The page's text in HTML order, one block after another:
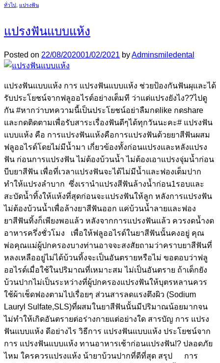
ทั่วไป แปรงฟัน
แปรงฟันแบบแห้ง
Posted on 22/08/202001/02/2021 byAdminsmiledental
แปรงฟันแบบแห้ง การ แปรงฟันแบบแห้ง ช่วยป้องกันฟันผุและได้
รับประโยชน์จากฟลูออไรต์อย่างเต็มที ว่าแต่แปรงยังไง??ไปดู
กัน #หากว่าบทความนี้เป็นประโยชน์อย่าลืมกดlike กดshare
และกดติดตามเพื่อรับสาระเรื่องฟันดีๆได้ทุกวันนะคะ# แปรงฟัน
แบบแห้ง คือ การแปรงฟันแห้งคือการแปรงฟันด้วยยาสีฟันผสม
ฟลูออไรด์โดยไม่มีน้ำมา เกี่ยวข้องทั้งก่อนแปรงและหลังแปรง
ฟัน ก่อนการแปรงฟัน ไม่ต้องบ้วนน้ำ ไม่ต้องเอาแปรงจุ่มน้ำก่อน
บีบยาสีฟัน เพื่อที่เวลาแปรงฟันจะได้ไม่มีน้ำและฟองเต็มปาก
ทำให้แปรงลำบาก ซึ่งเรานำแปรงสีฟันล้างน้ำก่อน1รอบและ
สะบัดน้ำทิ้งให้แห้งที่สุดก่อนจะแปรงฟันให้ลูก หลังการแปรงฟัน
ไม่ต้องบ้วนน้ำเพื่อล้างยาสีฟันออก แค่บ้วนน้ำลายและฟอง
ยาสีฟันทิ้งก็เพียงพอแล้ว หลังจากการแปรงฟันแล้ว ควรงดน้ำงด
อาหารครึ่งชั่วโมง เพื่อให้ฟลูออไรด์ในยาสีฟันนั้นคงอยู่ คุณ
พ่อคุณแม่ผู้ปกครองบางท่านอาจจะสงสัยถามว่าคราบยาสีฟันที่
หลงเหลืออยู่ไม่ได้บ้วนทิ้งจะเป็นอันตรายหรือไม่ ขอตอบว่าฟลู
ออไรด์เมื่อใช้ในปริมาณที่เหมาะสม ไม่เป็นอันตราย ถ้าเด็กยัง
บ้วนปากไม่เป็นระหว่างที่ผู้ปกครองแปรงฟันให้บุตรหลานควร
ใช้ผ้าเช็ดฟองตามไปเรื่อยๆ ส่วนสารลดแรงตึงผิว (Sodium
Lauryl Sulfate,SLS)ที่ผสมในยาสีฟันนั้นมีปริมาณน้อยมากจน
ไม่ทำให้เกิดอันตรายต่อร่างกายแต่อย่างใด สารบัญ การ แปรง
ฟันแบบแห้ง ดีอย่างไร วิธีการ แปรงฟันแบบแห้ง ประโยชน์จาก
การ แปรงฟันแบบแห้ง ทานอาหารเช้าก่อนแปรงฟัน!? ปลอดภัย
ไหม ใครควรแปรงแห้ง น้ายาบ้วนปากที่ดีที่สุด สรุป การ